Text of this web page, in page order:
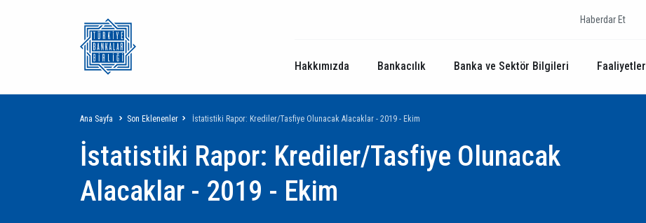
Haberdar Et
Hakkımızda Bankacılık Banka ve Sektör Bilgileri Faaliyetler
Sayfa
yolu
Ana Sayfa Son Eklenenler İstatistiki Rapor: Krediler/Tasfiye Olunacak Alacaklar - 2019 - Ekim
İstatistiki Rapor: Krediler/Tasfiye Olunacak
Alacaklar - 2019 - Ekim